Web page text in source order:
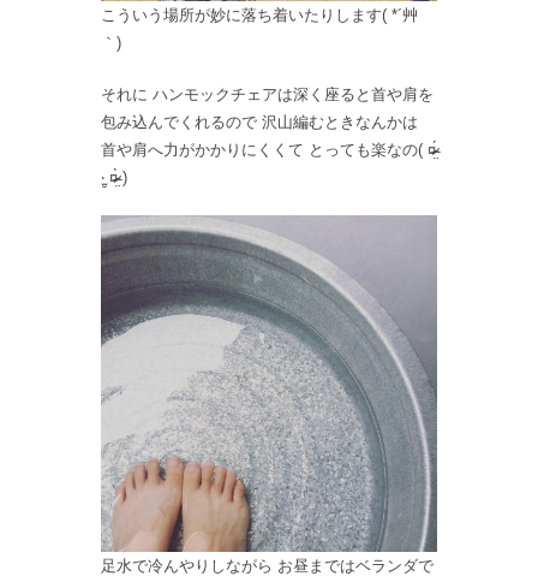
こういう場所が妙に落ち着いたりします( *´艸
｀)
それに ハンモックチェアは深く座ると首や肩を
包み込んでくれるので 沢山編むときなんかは
首や肩へ力がかかりにくくて とっても楽なの( ¤̴̶̷̤́
‧̫̮ ¤̴̶̷̤̀ )
足水で冷んやりしながら お昼まではベランダで